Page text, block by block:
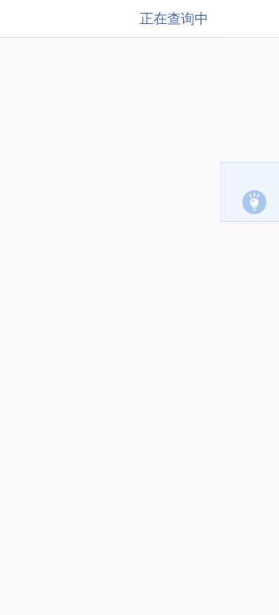
正在查询中